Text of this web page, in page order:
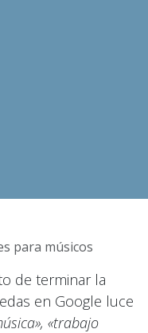
para músicos
de terminar la
en Google luce
«trabajo